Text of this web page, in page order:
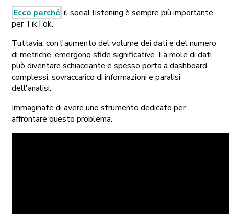
Ecco perché il social listening è sempre più importante
per TikTok.
Tuttavia, con l'aumento del volume dei dati e del numero
di metriche, emergono sfide significative. La mole di dati
può diventare schiacciante e spesso porta a dashboard
complessi, sovraccarico di informazioni e paralisi
dell'analisi.
Immaginate di avere uno strumento dedicato per
affrontare questo problema.